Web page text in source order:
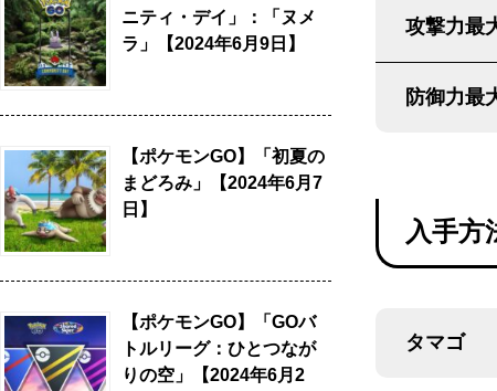
攻撃力最
防御力最
入手方
タマゴ
ニティ・デイ」：「ヌメ
ラ」【2024年6月9日】
【ポケモンGO】「初夏の
まどろみ」【2024年6月7
日】
【ポケモンGO】「GOバ
トルリーグ：ひとつなが
りの空」【2024年6月2